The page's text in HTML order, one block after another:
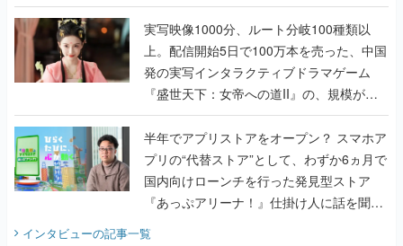
『TATSUJIN EXTREME』で初タッグを組
んだレジェンド2人に訊く開発秘話
実写映像1000分、ルート分岐100種類以
上。配信開始5日で100万本を売った、中国
発の実写インタラクティブドラマゲーム
『盛世天下：女帝への道II』の、規模が違
うこだわりをプロデューサーに聞いた
半年でアプリストアをオープン？ スマホア
プリの“代替ストア”として、わずか6ヵ月で
国内向けローンチを行った発見型ストア
『あっぷアリーナ！』仕掛け人に話を聞い
てみた
インタビューの記事一覧